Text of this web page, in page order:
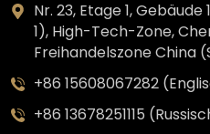
Nr. 23, Etage 1, Gebäude
1), High-Tech-Zone,
Freihandelszone China
+86 15608067282
+86 13678251115